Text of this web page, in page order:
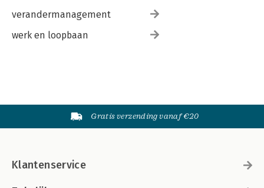
verandermanagement
werk en loopbaan
Gratis verzending vanaf €20
Klantenservice